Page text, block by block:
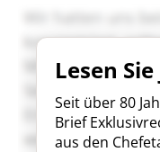
Lesen
Seit über 80
Brief
aus den